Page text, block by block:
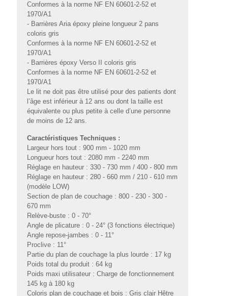
Conformes à la norme NF EN 60601-2-52 et
1970/A1
- Barrières Aria époxy pleine longueur 2 pans
coloris gris
Conformes à la norme NF EN 60601-2-52 et
1970/A1
- Barrières époxy Verso II coloris gris
Conformes à la norme NF EN 60601-2-52 et
1970/A1
Le lit ne doit pas être utilisé pour des patients dont
l’âge est inférieur à 12 ans ou dont la taille est
équivalente ou plus petite à celle d’une personne
de moins de 12 ans.
Caractéristiques Techniques :
Largeur hors tout : 900 mm - 1020 mm
Longueur hors tout : 2080 mm - 2240 mm
Réglage en hauteur : 330 - 730 mm / 400 - 800 mm
Réglage en hauteur : 280 - 660 mm / 210 - 610 mm
(modèle LOW)
Section de plan de couchage : 800 - 230 - 300 -
670 mm
Relève-buste : 0 - 70°
Angle de plicature : 0 - 24° (3 fonctions électrique)
Angle repose-jambes : 0 - 11°
Proclive : 11°
Partie du plan de couchage la plus lourde : 17 kg
Poids total du produit : 64 kg
Poids maxi utilisateur : Charge de fonctionnement
145 kg à 180 kg
Coloris plan de couchage et bois : Gris clair Hêtre